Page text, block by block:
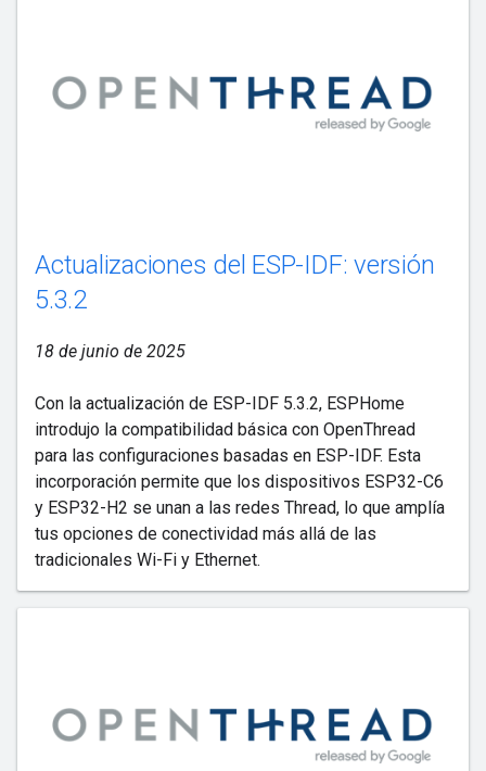
Actualizaciones del ESP-IDF: versión
5.3.2
18 de junio de 2025
Con la actualización de ESP-IDF 5.3.2, ESPHome
introdujo la compatibilidad básica con OpenThread
para las configuraciones basadas en ESP-IDF. Esta
incorporación permite que los dispositivos ESP32-C6
y ESP32-H2 se unan a las redes Thread, lo que amplía
tus opciones de conectividad más allá de las
tradicionales Wi-Fi y Ethernet.